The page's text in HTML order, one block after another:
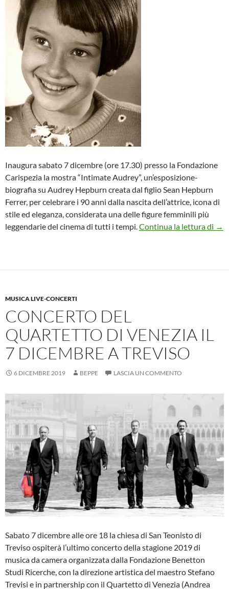
Inaugura sabato 7 dicembre (ore 17.30) presso la Fondazione
Carispezia la mostra “Intimate Audrey”, un’esposizione-
biografia su Audrey Hepburn creata dal figlio Sean Hepburn
Ferrer, per celebrare i 90 anni dalla nascita dell’attrice, icona di
stile ed eleganza, considerata una delle figure femminili più
leggendarie del cinema di tutti i tempi. Continua la lettura di →
MUSICA LIVE-CONCERTI
CONCERTO DEL
QUARTETTO DI VENEZIA IL
7 DICEMBRE A TREVISO
6 DICEMBRE 2019 BEPPE LASCIA UN COMMENTO
Sabato 7 dicembre alle ore 18 la chiesa di San Teonisto di
Treviso ospiterà l’ultimo concerto della stagione 2019 di
musica da camera organizzata dalla Fondazione Benetton
Studi Ricerche, con la direzione artistica del maestro Stefano
Trevisi e in partnership con il Quartetto di Venezia (Andrea